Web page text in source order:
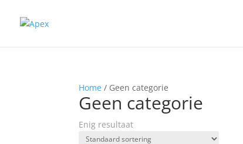
Home / Geen categorie
Geen categorie
Enig resultaat